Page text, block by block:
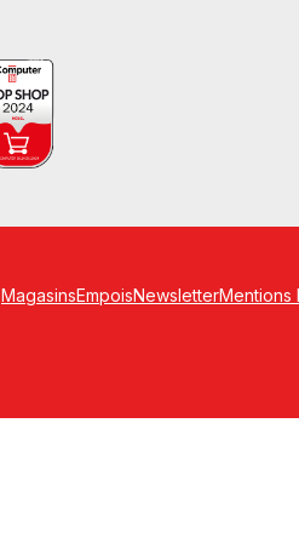
MagasinsEmpoisNewsletterMentions